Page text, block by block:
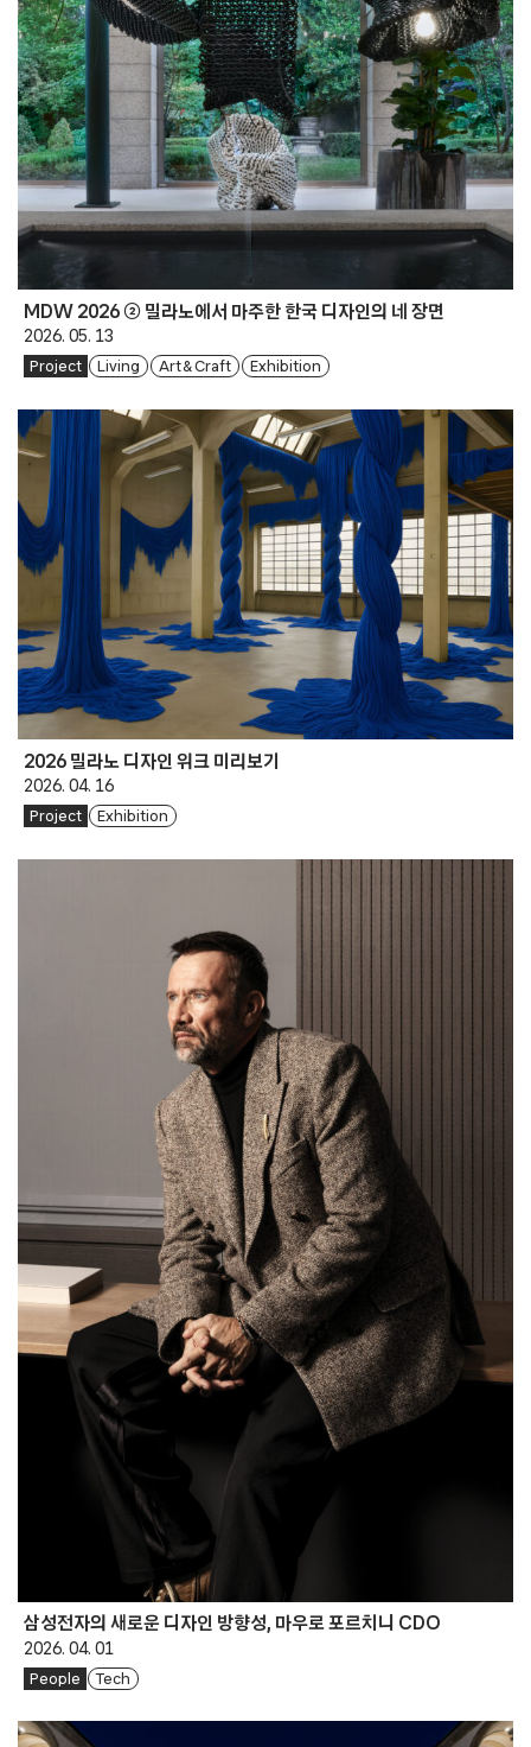
MDW 2026 ② 밀라노에서 마주한 한국 디자인의 네 장면
2026. 05. 13
Project Living Art & Craft Exhibition
2026 밀라노 디자인 위크 미리보기
2026. 04. 16
Project Exhibition
삼성전자의 새로운 디자인 방향성, 마우로 포르치니 CDO
2026. 04. 01
People Tech